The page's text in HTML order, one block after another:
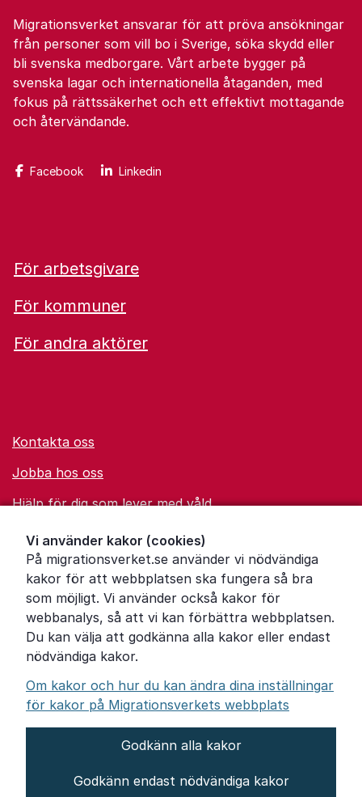
Vi använder kakor (cookies)
På migrationsverket.se använder vi nödvändiga
kakor för att webbplatsen ska fungera så bra
som möjligt. Vi använder också kakor för
webbanalys, så att vi kan förbättra webbplatsen.
Du kan välja att godkänna alla kakor eller endast
nödvändiga kakor.
Om kakor och hur du kan ändra dina inställningar
för kakor på Migrationsverkets webbplats
Godkänn alla kakor
Godkänn endast nödvändiga kakor
Migrationsverket ansvarar för att pröva ansökningar
från personer som vill bo i Sverige, söka skydd eller
bli svenska medborgare. Vårt arbete bygger på
svenska lagar och internationella åtaganden, med
fokus på rättssäkerhet och ett effektivt mottagande
och återvändande.
Facebook Linkedin
För arbetsgivare
För kommuner
För andra aktörer
Kontakta oss
Jobba hos oss
Hjälp för dig som lever med våld
Ordförklaringar
Om Migrationsverket
Pressrum
Tillgänglighetsredogörelse
Other languages